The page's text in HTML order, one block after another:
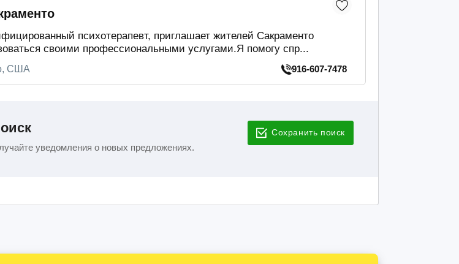
психотерапевт, приглашает жителей Сакраменто
своими профессиональными услугами.Я помогу спр...
США 916-607-7478
уведомления о новых предложениях.
Сохранить поиск